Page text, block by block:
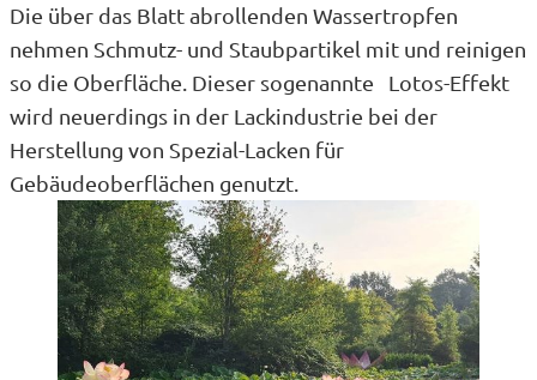
Die über das Blatt abrollenden Wassertropfen
nehmen Schmutz- und Staubpartikel mit und reinigen
so die Oberfläche. Dieser sogenannte Lotos-Effekt
wird neuerdings in der Lackindustrie bei der
Herstellung von Spezial-Lacken für
Gebäudeoberflächen genutzt.